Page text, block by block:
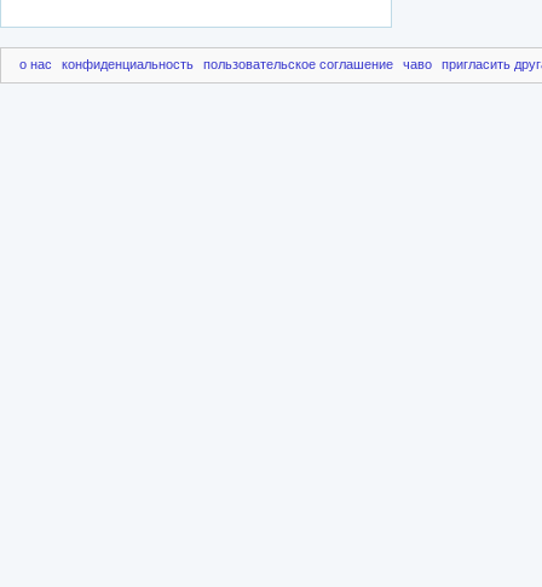
о нас конфиденциальность пользовательское соглашение чаво пригласить